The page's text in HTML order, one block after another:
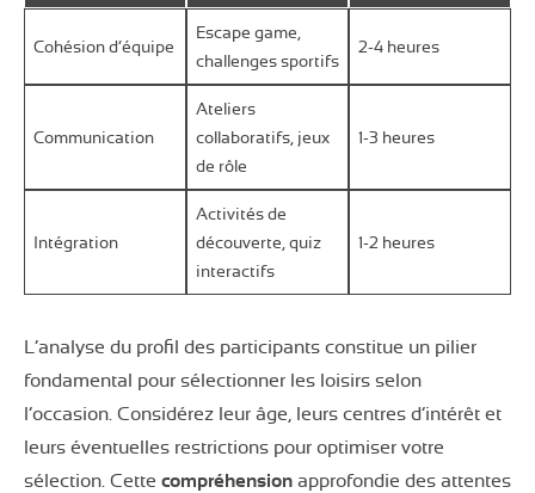
Cohésion d’équipe
Escape game,
challenges sportifs
2-4 heures
Communication
Ateliers
collaboratifs, jeux
de rôle
1-3 heures
Intégration
Activités de
découverte, quiz
interactifs
1-2 heures
L’analyse du profil des participants constitue un pilier
fondamental pour sélectionner les loisirs selon
l’occasion. Considérez leur âge, leurs centres d’intérêt et
leurs éventuelles restrictions pour optimiser votre
sélection. Cette compréhension approfondie des attentes